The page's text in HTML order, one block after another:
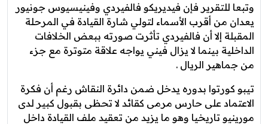
وتبعا للتقرير فإن فيديريكو فالفيردي وفينيسيوس جونيور
يعدان من أقرب الأسماء لتولي شارة القيادة في المرحلة
المقبلة إلا أن فالفيردي تأثرت صورته ببعض الخلافات
الداخلية بينما لا يزال فيني يواجه علاقة متوترة مع جزء
من جماهير الريال .
تيبو كورتوا بدوره يدخل ضمن دائرة النقاش رغم أن فكرة
الاعتماد على حارس مرمى كقائد لا تحظى بقبول كبير لدى
مورينيو تاريخيا وهو ما يزيد من تعقيد ملف القيادة داخل